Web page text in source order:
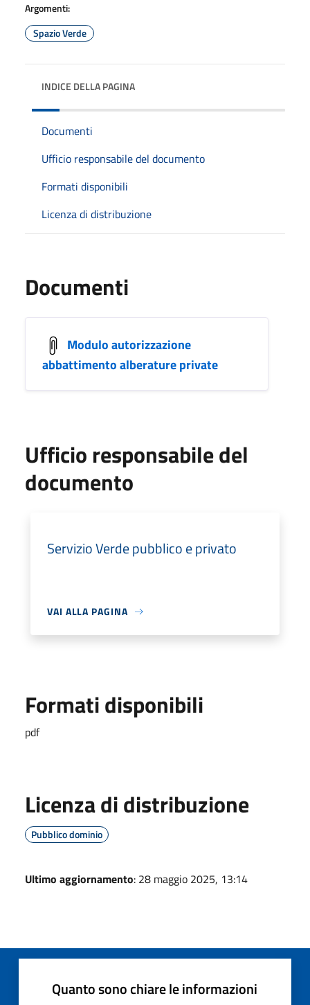
Argomenti:
Spazio Verde
INDICE DELLA PAGINA
Documenti
Ufficio responsabile del documento
Formati disponibili
Licenza di distribuzione
Documenti
Modulo autorizzazione
abbattimento alberature private
Ufficio responsabile del
documento
Servizio Verde pubblico e privato
VAI ALLA PAGINA
Formati disponibili
pdf
Licenza di distribuzione
Pubblico dominio
Ultimo aggiornamento: 28 maggio 2025, 13:14
Quanto sono chiare le informazioni